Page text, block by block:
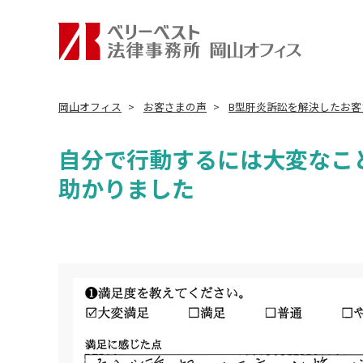
岡山オフィス お客さまの声 B型肝炎訴訟を解決したお
自分で行動するには大変な
助かりました